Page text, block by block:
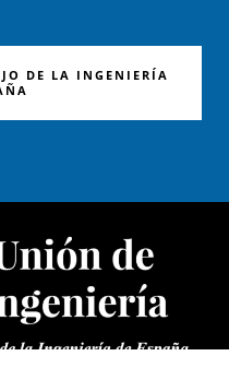
DE LA INGENIERÍA